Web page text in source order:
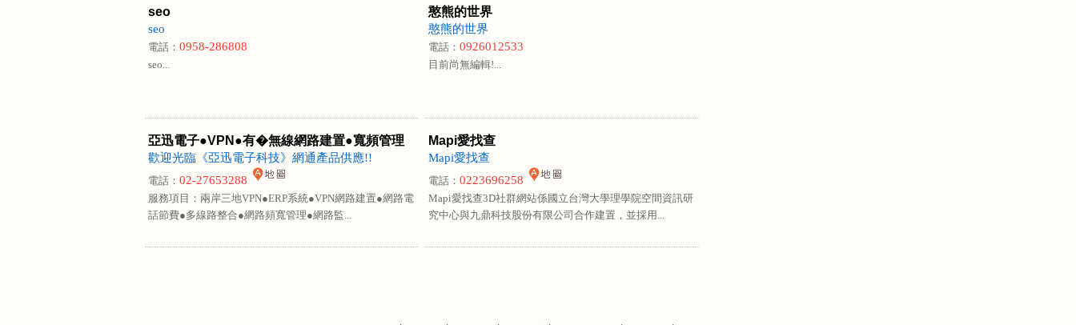
seo
seo
電話： 0958-286808
seo...
憨熊的世界
憨熊的世界
電話： 0926012533
目前尚無編輯!...
亞迅電子●VPN●有�無線網路建置●寬頻管理
歡迎光臨《亞迅電子科技》網通產品供應!!
電話： 02-27653288
服務項目：兩岸三地VPN●ERP系統●VPN網路建置●網路電
話節費●多線路整合●網路頻寬管理●網路監...
Mapi愛找查
Mapi愛找查
電話： 0223696258
Mapi愛找查3D社群網站係國立台灣大學理學院空間資訊研
究中心與九鼎科技股份有限公司合作建置，並採用...